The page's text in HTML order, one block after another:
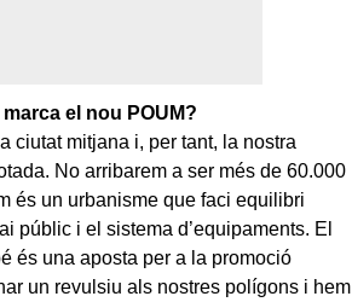
el nou POUM?
ciutat mitjana i, per tant, la nostra
No arribarem a ser més de 60.000
és un urbanisme que faci equilibri
públic i el sistema d’equipaments. El
és una aposta per a la promoció
un revulsiu als nostres polígons i hem